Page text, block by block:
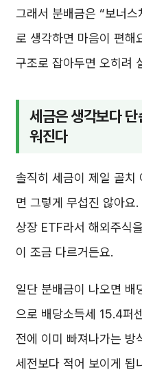
그래서 분배금은 “보너
로 생각하면 마음이 편해
구조로 잡아두면 오히려
세금은 생각보다
워진다
솔직히 세금이 제일 골치
면 그렇게 무섭진 않아
상장 ETF라서 해외주식
이 조금 다르거든요.
일단 분배금이 나오면 배
으로 배당소득세 15.4퍼
전에 이미 빠져나가는 방
세전보다 적어 보이게 됩